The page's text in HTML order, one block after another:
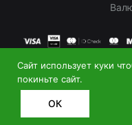
Купить теннисную
Сайт использует куки
покиньте сайт.
ОК